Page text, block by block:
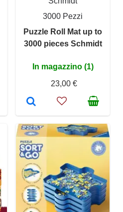
3000 Pezzi
Puzzle Roll Mat up to
3000 pieces Schmidt
In magazzino (1)
23,00 €